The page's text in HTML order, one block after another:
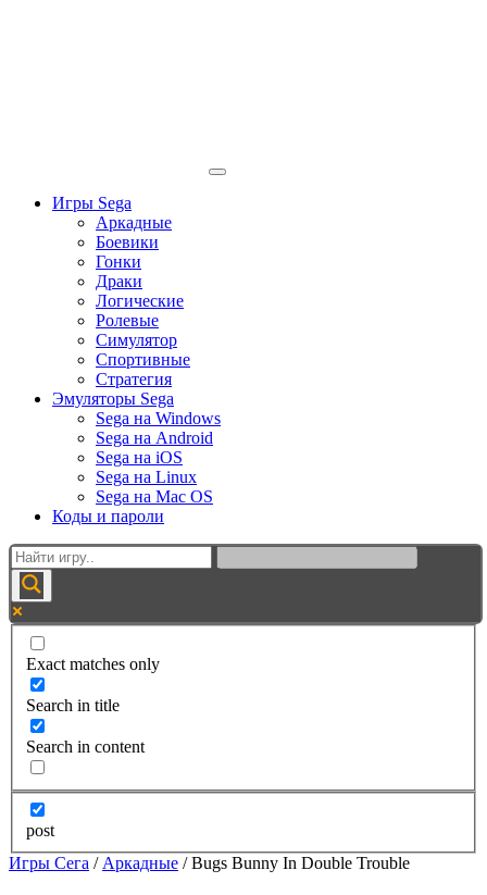
Игры Sega
Аркадные
Боевики
Гонки
Драки
Логические
Ролевые
Симулятор
Спортивные
Стратегия
Эмуляторы Sega
Sega на Windows
Sega на Android
Sega на iOS
Sega на Linux
Sega на Mac OS
Коды и пароли
Exact matches only
Search in title
Search in content
post
Игры Сега / Аркадные /Bugs Bunny In Double Trouble